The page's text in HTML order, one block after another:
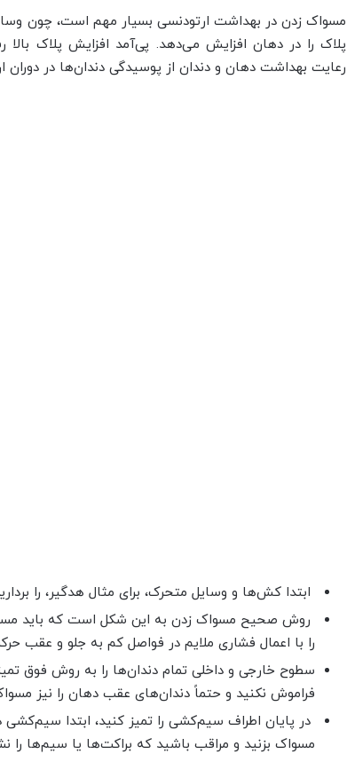
مسواک زدن در بهداشت ارتودنسی بسیار مهم است، چون
پلاک را در دهان افزایش می‌دهد. پی‌آمد افزایش پلاک
رعایت بهداشت دهان و دندان از پوسیدگی دندان‌ها در دوران
ابتدا کش‌ها و وسایل متحرک، برای مثال هدگیر، را
را با اعمال فشاری ملایم در فواصل کم به جلو و عقب حرکت دهید و
سطوح خارجی و داخلی تمام دندان‌ها را به روش فوق
فراموش نکنید و حتماً دندان‌های عقب دهان را نیز
در پایان اطراف سیم‌کشی را تمیز کنید، ابتدا سیم‌کشی
مسواک بزنید و مراقب باشید که براکت‌ها یا سیم‌ها را